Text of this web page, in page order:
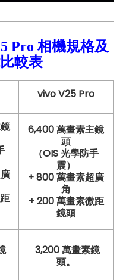
Pro 相機規格及
較表
vivo V25 Pro
6,400 萬畫素主鏡
頭
（OIS 光學防手
震）
+ 800 萬畫素超廣
角
+ 200 萬畫素微距
鏡頭
3,200 萬畫素鏡
頭。